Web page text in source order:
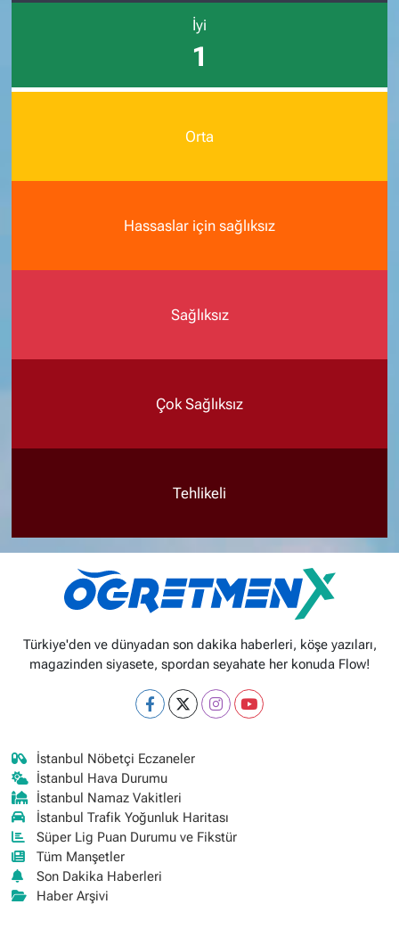
İyi
1
Orta
Hassaslar için sağlıksız
Sağlıksız
Çok Sağlıksız
Tehlikeli
Türkiye'den ve dünyadan son dakika haberleri, köşe yazıları,
magazinden siyasete, spordan seyahate her konuda Flow!
İstanbul Nöbetçi Eczaneler
İstanbul Hava Durumu
İstanbul Namaz Vakitleri
İstanbul Trafik Yoğunluk Haritası
Süper Lig Puan Durumu ve Fikstür
Tüm Manşetler
Son Dakika Haberleri
Haber Arşivi